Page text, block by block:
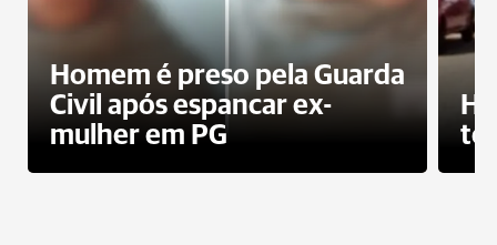
Homem é preso pela Guarda
Civil após espancar ex-
mulher em PG